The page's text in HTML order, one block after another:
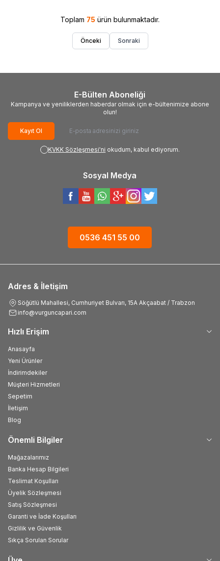
Toplam 75 ürün bulunmaktadır.
Önceki Sonraki
E-Bülten Aboneliği
Kampanya ve yeniliklerden haberdar olmak için e-bültenimize abone
olun!
Kayıt Ol
KVKK Sözleşmesi'ni okudum, kabul ediyorum.
Sosyal Medya
0536 451 55 00
Adres & İletişim
Söğütlü Mahallesi, Cumhuriyet Bulvarı, 15A Akçaabat / Trabzon
info@vurguncapari.com
Hızlı Erişim
Anasayfa
Yeni Ürünler
İndirimdekiler
Müşteri Hizmetleri
Sepetim
İletişim
Blog
Önemli Bilgiler
Mağazalarımız
Banka Hesap Bilgileri
Teslimat Koşulları
Üyelik Sözleşmesi
Satış Sözleşmesi
Garanti ve İade Koşulları
Gizlilik ve Güvenlik
Sıkça Sorulan Sorular